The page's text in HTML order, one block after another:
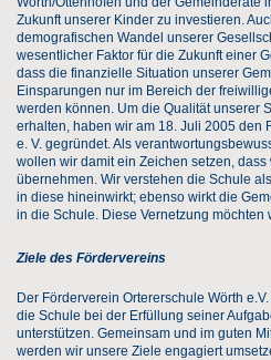
Zukunft unserer Kinder zu investieren.
demografischen Wandel unserer
wesentlicher Faktor für die Zukunft einer
dass die finanzielle Situation unserer
Einsparungen nur im Bereich der
werden können. Um die Qualität unserer
erhalten, haben wir am 18. Juli 2005 den
e. V. gegründet. Als
wollen wir damit ein Zeichen setzen,
übernehmen. Wir verstehen die Schule
in diese hineinwirkt; ebenso wirkt die
in die Schule. Diese Vernetzung
Ziele des Fördervereins
Der Förderverein Ortererschule Wörth
die Schule bei der Erfüllung seiner
unterstützen. Gemeinsam und im guten
werden wir unsere Ziele engagiert